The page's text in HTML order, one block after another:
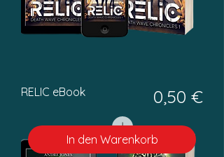
RELIC eBook Preis
0,50 €
In den Warenkorb